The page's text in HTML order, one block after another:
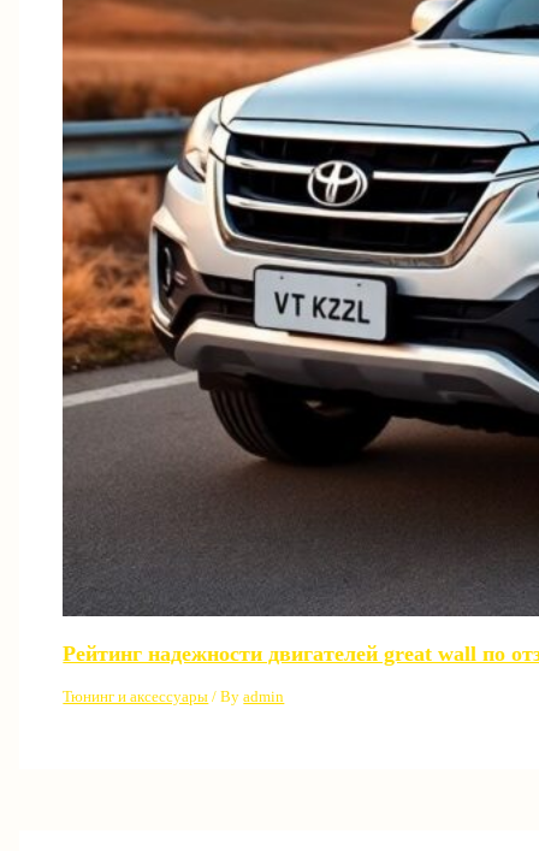
Рейтинг надежности двигателей great wall по
Тюнинг и аксессуары / Byadmin